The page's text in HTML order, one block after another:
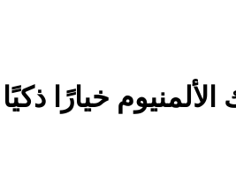
خيارًا ذكيًا